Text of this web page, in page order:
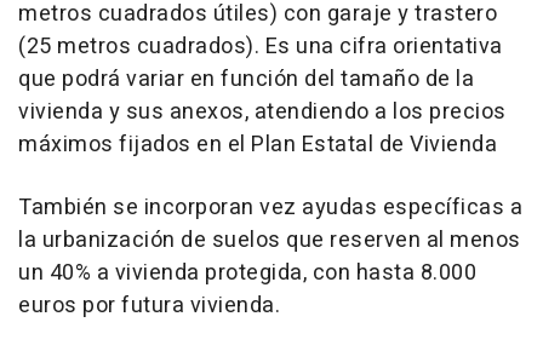
metros cuadrados útiles) con garaje y trastero
(25 metros cuadrados). Es una cifra orientativa
que podrá variar en función del tamaño de la
vivienda y sus anexos, atendiendo a los precios
máximos fijados en el Plan Estatal de Vivienda
También se incorporan vez ayudas específicas a
la urbanización de suelos que reserven al menos
un 40% a vivienda protegida, con hasta 8.000
euros por futura vivienda.